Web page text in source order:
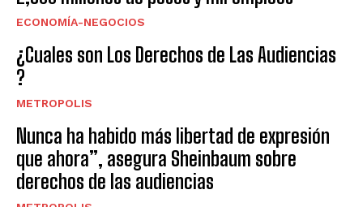
ECONOMÍA-NEGOCIOS
¿Cuales son Los Derechos de Las Audiencias
?
METROPOLIS
Nunca ha habido más libertad de expresión
que ahora”, asegura Sheinbaum sobre
derechos de las audiencias